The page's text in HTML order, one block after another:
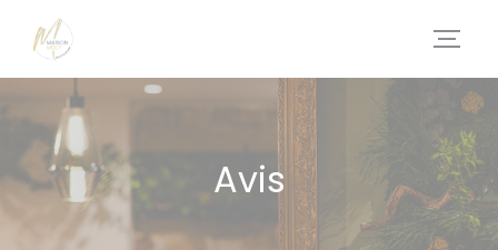
Personnalisation de vos choix en matière de cookies
Avis